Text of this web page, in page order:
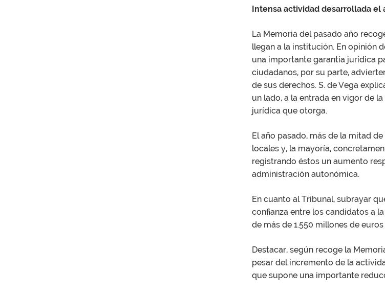
Intensa actividad desarrollada el
La Memoria del pasado año
llegan a la institución. En opinión
una importante garantía jurídica
ciudadanos, por su parte,
de sus derechos. S. de Vega
un lado, a la entrada en vigor de
jurídica que otorga.
El año pasado, más de la mitad
locales y, la mayoría,
registrando éstos un aumento
administración autonómica.
En cuanto al Tribunal, subrayar
confianza entre los candidatos a
de más de 1.550 millones de
Destacar, según recoge la
pesar del incremento de la
que supone una importante